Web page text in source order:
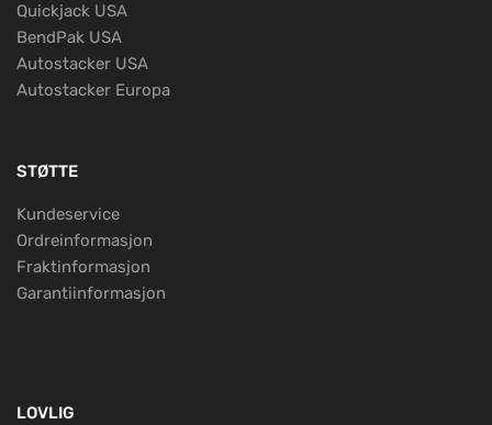
Quickjack USA
BendPak USA
Autostacker USA
Autostacker Europa
STØTTE
Kundeservice
Ordreinformasjon
Fraktinformasjon
Garantiinformasjon
LOVLIG